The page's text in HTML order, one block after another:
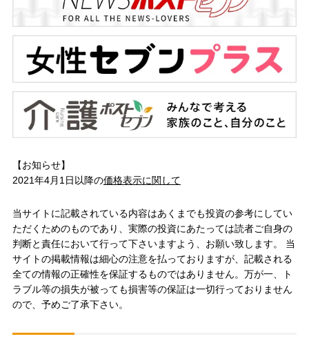
【お知らせ】
2021年4月1日以降の価格表示に関して
当サイトに記載されている内容はあくまでも投資の参考にしてい
ただくためのものであり、実際の投資にあたっては読者ご自身の
判断と責任において行って下さいますよう、お願い致します。 当
サイトの掲載情報は細心の注意を払っておりますが、記載される
全ての情報の正確性を保証するものではありません。万が一、ト
ラブル等の損失が被っても損害等の保証は一切行っておりません
ので、予めご了承下さい。